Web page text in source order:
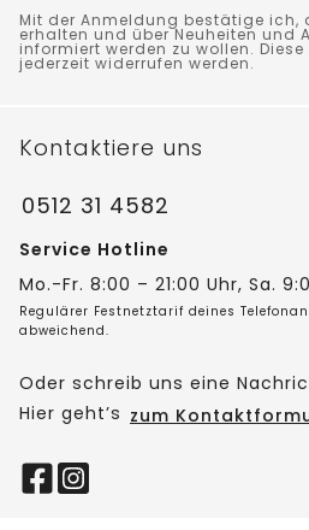
Mit der Anmeldung bestätige ich,
erhalten und über Neuheiten und
informiert werden zu wollen.
jederzeit widerrufen werden.
Kontaktiere uns
0512 31 4582
Service Hotline
Mo.-Fr. 8:00 – 21:00 Uhr, Sa.
Regulärer Festnetztarif deines
abweichend.
Oder schreib uns eine
Hier geht’s zum